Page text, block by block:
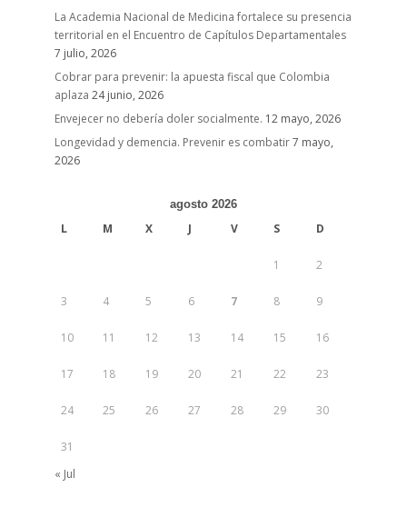
La Academia Nacional de Medicina fortalece su presencia
territorial en el Encuentro de Capítulos Departamentales
7 julio, 2026
Cobrar para prevenir: la apuesta fiscal que Colombia
aplaza 24 junio, 2026
Envejecer no debería doler socialmente. 12 mayo, 2026
Longevidad y demencia. Prevenir es combatir7 mayo,
2026
agosto 2026
L M X J V S D
1 2
3 4 5 6 7 8 9
10 11 12 13 14 15 16
17 18 19 20 21 22 23
24 25 26 27 28 29 30
31
« Jul